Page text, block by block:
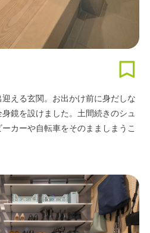
える玄関。お出かけ前に身だしな
鏡を設けました。土間続きのシュ
カーや自転車をそのまましまうこ